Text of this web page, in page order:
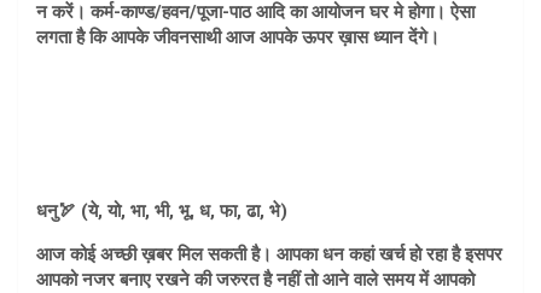
न करें। कर्म-काण्ड/हवन/पूजा-पाठ आदि का आयोजन घर मे होगा। ऐसा
लगता है कि आपके जीवनसाथी आज आपके ऊपर ख़ास ध्यान देंगे।
धनु🏹 (ये, यो, भा, भी, भू, ध, फा, ढा, भे)
आज कोई अच्छी ख़बर मिल सकती है। आपका धन कहां खर्च हो रहा है इसपर
आपको नजर बनाए रखने की जरुरत है नहीं तो आने वाले समय में आपको